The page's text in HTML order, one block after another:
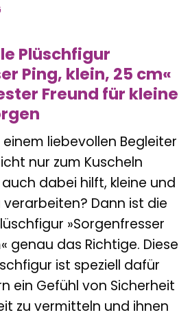
Plüschfigur
Ping, klein, 25 cm«
Freund für kleine
liebevollen Begleiter
nur zum Kuscheln
dabei hilft, kleine und
Dann ist die
»Sorgenfresser
genau das Richtige. Diese
ist speziell dafür
ein Gefühl von Sicherheit
zu vermitteln und ihnen